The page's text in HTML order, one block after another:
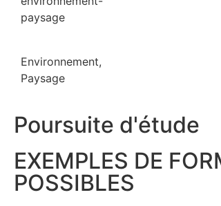
Environnement,
Paysage
Poursuite d'étude
EXEMPLES DE
POSSIBLES